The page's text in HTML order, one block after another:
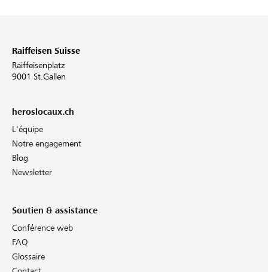
Raiffeisen Suisse
Raiffeisenplatz
9001 St.Gallen
heroslocaux.ch
L'équipe
Notre engagement
Blog
Newsletter
Soutien & assistance
Conférence web
FAQ
Glossaire